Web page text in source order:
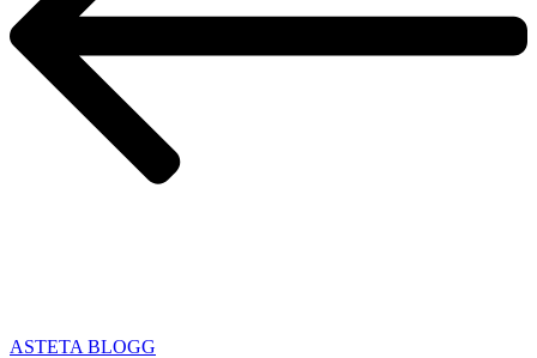
ASTETA BLOGG